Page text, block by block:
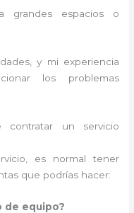
grandes espacios o
y mi experiencia
los problemas
contratar un servicio
es normal tener
que podrías hacer:
de equipo?